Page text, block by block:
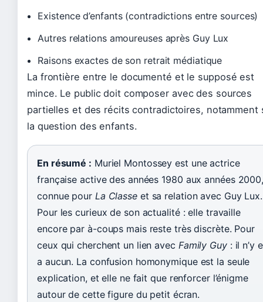
Existence d’enfants (contradictions entre sources)
Autres relations amoureuses après Guy Lux
Raisons exactes de son retrait médiatique
La frontière entre le documenté et le supposé est
mince. Le public doit composer avec des sources
partielles et des récits contradictoires, notamment
la question des enfants.
En résumé : Muriel Montossey est une actrice
française active des années 1980 aux années
connue pour La Classeet sa relation avec Guy Lux.
Pour les curieux de son actualité : elle travaille
encore par à-coups mais reste très discrète. Pour
ceux qui cherchent un lien avec Family Guy: il n’y
a aucun. La confusion homonymique est la seule
explication, et elle ne fait que renforcer l’énigme
autour de cette figure du petit écran.